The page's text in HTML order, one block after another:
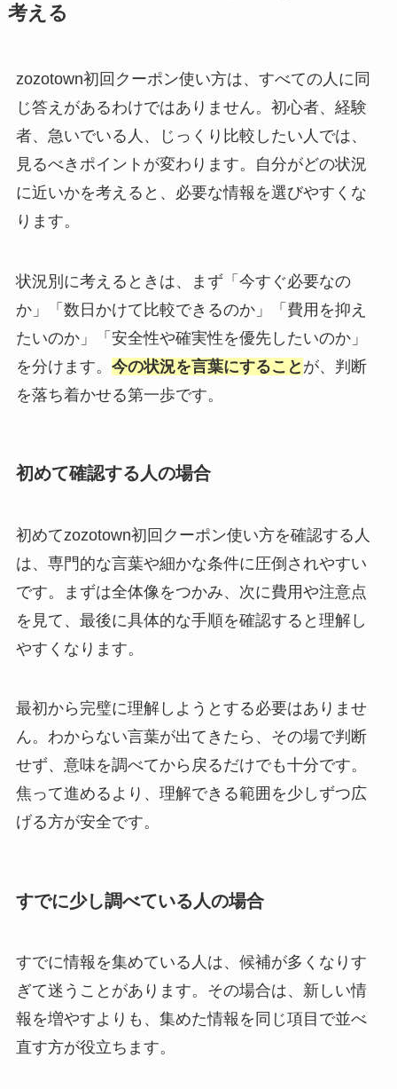
考える
zozotown初回クーポン使い方は、すべての人に同
じ答えがあるわけではありません。初心者、経験
者、急いでいる人、じっくり比較したい人では、
見るべきポイントが変わります。自分がどの状況
に近いかを考えると、必要な情報を選びやすくな
ります。
状況別に考えるときは、まず「今すぐ必要なの
か」「数日かけて比較できるのか」「費用を抑え
たいのか」「安全性や確実性を優先したいのか」
を分けます。 今の状況を言葉にすること が、判断
を落ち着かせる第一歩です。
初めて確認する人の場合
初めてzozotown初回クーポン使い方を確認する人
は、専門的な言葉や細かな条件に圧倒されやすい
です。まずは全体像をつかみ、次に費用や注意点
を見て、最後に具体的な手順を確認すると理解し
やすくなります。
最初から完璧に理解しようとする必要はありませ
ん。わからない言葉が出てきたら、その場で判断
せず、意味を調べてから戻るだけでも十分です。
焦って進めるより、理解できる範囲を少しずつ広
げる方が安全です。
すでに少し調べている人の場合
すでに情報を集めている人は、候補が多くなりす
ぎて迷うことがあります。その場合は、新しい情
報を増やすよりも、集めた情報を同じ項目で並べ
直す方が役立ちます。